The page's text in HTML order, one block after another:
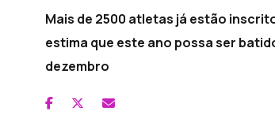
Mais de 2500 atletas já estão
estima que este ano possa ser
dezembro